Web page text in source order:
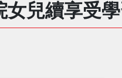
兒續享受